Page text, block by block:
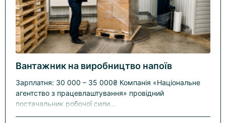
Вантажник на виробництво напоїв
Зарплатня: 30 000 – 35 000₴ Компанія «Національне
агентство з працевлаштування» провідний
постачальник робочої сили...